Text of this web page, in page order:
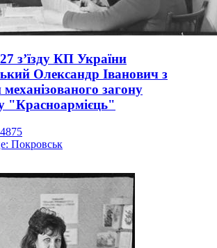
з’їзду КП України
Олександр Іванович з
загону
"Красноармієць"
Покровськ